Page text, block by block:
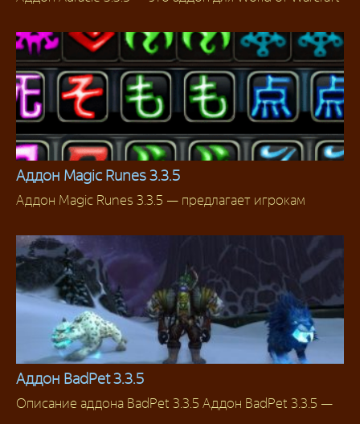
Для Рыцарей смерти
Аддон Magic Runes 3.3.5
Аддон Magic Runes 3.3.5 — предлагает игрокам
Классовые аддоны
Аддон BadPet 3.3.5
Описание аддона BadPet 3.3.5 Аддон BadPet 3.3.5 —